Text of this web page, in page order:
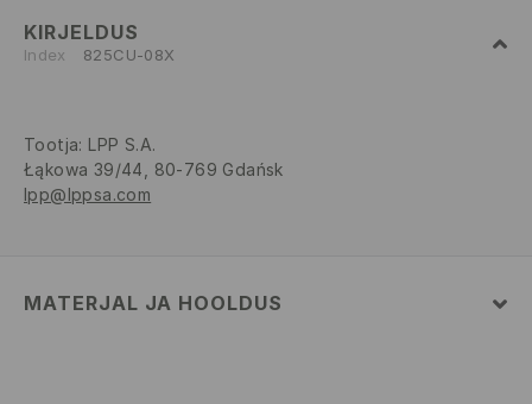
KIRJELDUS
Index 825CU-08X
Tootja: LPP S.A.
Łąkowa 39/44, 80-769 Gdańsk
lpp@lppsa.com
MATERJAL JA HOOLDUS